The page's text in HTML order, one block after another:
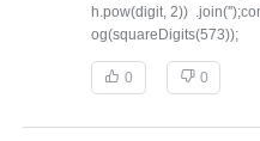
h.pow(digit, 2))
og(squareDigits(573));
0 0